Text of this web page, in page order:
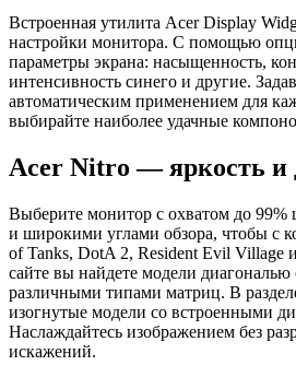
Встроенная утилита Acer Display
настройки монитора. С помощью
параметры экрана: насыщенность,
интенсивность синего и другие.
автоматическим применением для
выбирайте наиболее удачные
Acer Nitro — яркость и
Выберите монитор с охватом до 99%
и широкими углами обзора, чтобы с
of Tanks, DotA 2, Resident Evil Village
сайте вы найдете модели
различными типами матриц. В
изогнутые модели со встроенными
Наслаждайтесь изображением без
искажений.